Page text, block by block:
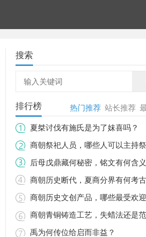
搜索
排行榜 热门推荐 站长推荐
夏桀讨伐有施氏是为了妺喜吗？
商朝祭祀人员，哪些人可以主持
后母戊鼎藏何秘密，铭文有何含
商朝历史断代，夏商分界有何考
商朝历史文创产品，哪些最受欢
商朝青铜铸造工艺，失蜡法还是
禹为何传位给启而非益？